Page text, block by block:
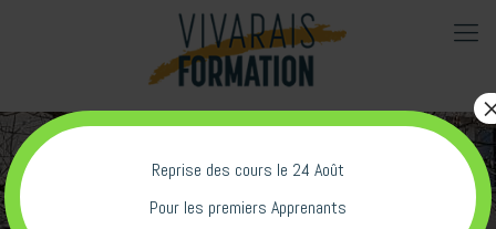
Reprise des cours le 24 Août
Pour les premiers Apprenants